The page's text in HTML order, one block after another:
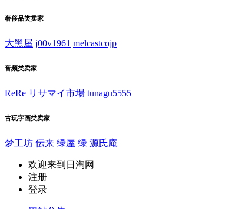
奢侈品类卖家
大黑屋 j00v1961 melcastcojp
音频类卖家
ReRe リサマイ市場 tunagu5555
古玩字画类卖家
梦工坊 伝来 绿屋 绿 源氏庵
欢迎来到日淘网
注册
登录